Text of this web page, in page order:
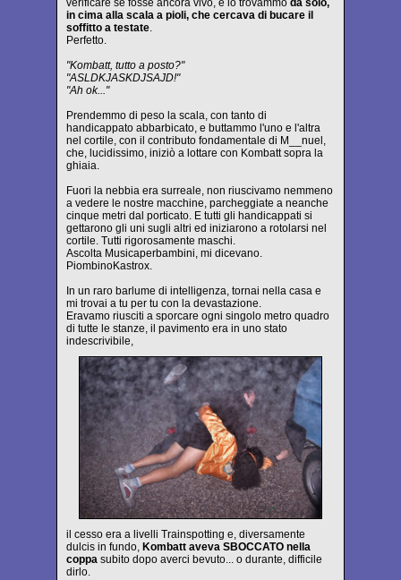
verificare se fosse ancora vivo, e lo trovammo da solo,
in cima alla scala a pioli, che cercava di bucare il
soffitto a testate.
Perfetto.
"Kombatt, tutto a posto?"
"ASLDKJASKDJSAJD!"
"Ah ok..."
Prendemmo di peso la scala, con tanto di
handicappato abbarbicato, e buttammo l'uno e l'altra
nel cortile, con il contributo fondamentale di M__nuel,
che, lucidissimo, iniziò a lottare con Kombatt sopra la
ghiaia.
Fuori la nebbia era surreale, non riuscivamo nemmeno
a vedere le nostre macchine, parcheggiate a neanche
cinque metri dal porticato. E tutti gli handicappati si
gettarono gli uni sugli altri ed iniziarono a rotolarsi nel
cortile. Tutti rigorosamente maschi.
Ascolta Musicaperbambini, mi dicevano.
PiombinoKastrox.
In un raro barlume di intelligenza, tornai nella casa e
mi trovai a tu per tu con la devastazione.
Eravamo riusciti a sporcare ogni singolo metro quadro
di tutte le stanze, il pavimento era in uno stato
indescrivibile,
il cesso era a livelli Trainspotting e, diversamente
dulcis in fundo, Kombatt aveva SBOCCATO nella
coppa subito dopo averci bevuto... o durante, difficile
dirlo.